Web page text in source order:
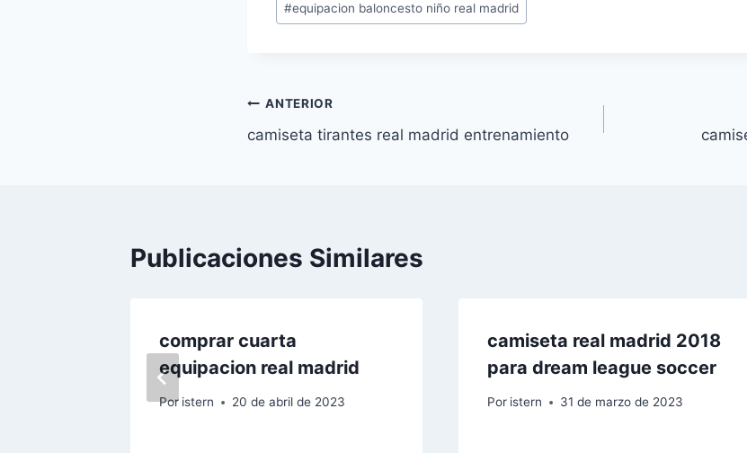
la#equipacion baloncesto niño real madrid
Navegación
de
ANTERIOR
camiseta tirantes real madrid entrenamiento
Publicaciones Similares
comprar cuarta
equipacion real madrid
Por istern 20 de abril de 2023
camiseta real madrid 2018
para dream league soccer
Por istern 31 de marzo de 2023